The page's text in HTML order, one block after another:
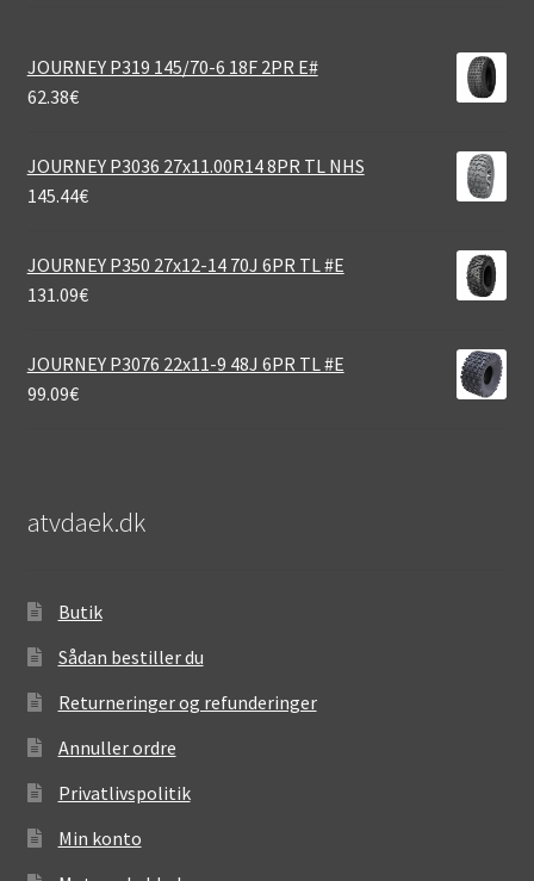
JOURNEY P319 145/70-6 18F 2PR E#
62.38€
JOURNEY P3036 27x11.00R14 8PR TL NHS
145.44€
JOURNEY P350 27x12-14 70J 6PR TL #E
131.09€
JOURNEY P3076 22x11-9 48J 6PR TL #E
99.09€
atvdaek.dk
Butik
Sådan bestiller du
Returneringer og refunderinger
Annuller ordre
Privatlivspolitik
Min konto